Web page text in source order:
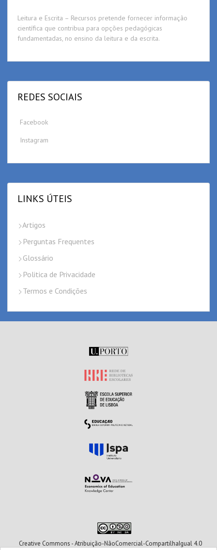
Leitura e Escrita – Recursos pretende fornecer informação
científica que contribua para opções pedagógicas
fundamentadas, no ensino da leitura e da escrita.
REDES SOCIAIS
Facebook
Instagram
LINKS ÚTEIS
Artigos
Perguntas Frequentes
Glossário
Politica de Privacidade
Termos e Condições
Creative Commons - Atribuição-NãoComercial-CompartilhaIgual 4.0